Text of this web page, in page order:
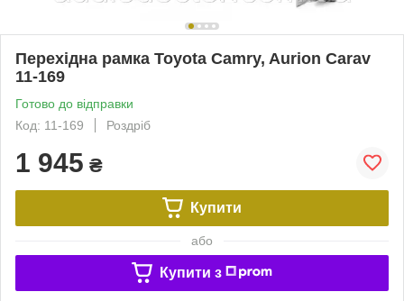
Перехідна рамка Toyota Camry, Aurion Carav
11-169
Готово до відправки
Код: 11-169
Роздріб
1 945 ₴
Купити
або
Купити з